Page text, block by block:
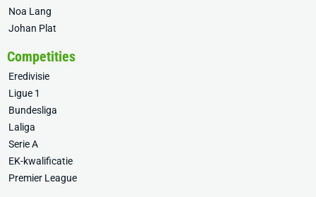
Noa Lang
Johan Plat
Competities
Eredivisie
Ligue 1
Bundesliga
Laliga
Serie A
EK-kwalificatie
Premier League